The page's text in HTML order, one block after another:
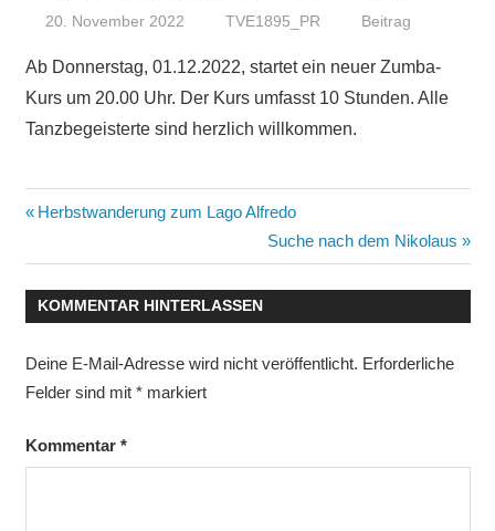
20. November 2022 TVE1895_PR Beitrag
Ab Donnerstag, 01.12.2022, startet ein neuer Zumba-
Kurs um 20.00 Uhr. Der Kurs umfasst 10 Stunden. Alle
Tanzbegeisterte sind herzlich willkommen.
Beitragsnavigation
Vorheriger
Herbstwanderung zum Lago Alfredo
Nächster
Beitrag:
Suche nach dem Nikolaus
KOMMENTAR HINTERLASSEN
Deine E-Mail-Adresse wird nicht veröffentlicht. Erforderliche
Felder sind mit *markiert
Kommentar *